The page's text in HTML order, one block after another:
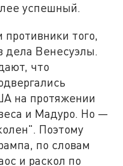
успешный.
того,
дела Венесуэлы.
что
на протяжении
и Мадуро. Но —
Поэтому
по словам
и раскол по